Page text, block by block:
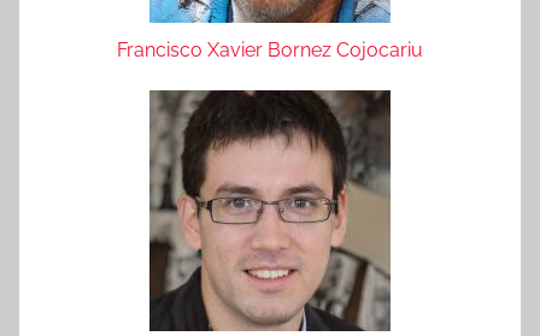
Francisco Xavier Bornez Cojocariu